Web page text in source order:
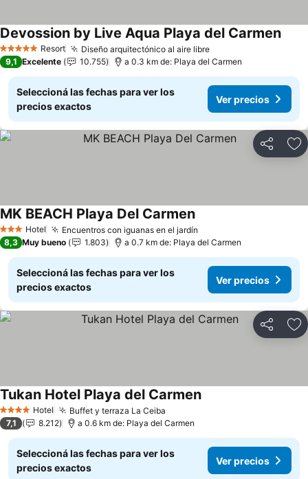
5 Estrellas Resort Diseño arquitectónico al aire libre
Devossion by Live Aqua Playa del Carmen
9,1 Excelente 10.755 a 0.3 km de: Playa del Carmen
Seleccioná las fechas para ver los
precios exactos
Ver precios
Compartir
3 Estrellas
Hotel Encuentros con iguanas en el jardín
MK BEACH Playa Del Carmen
8,3 Muy bueno 1.803 a 0.7 km de: Playa del Carmen
Seleccioná las fechas para ver los
precios exactos
Ver precios
Compartir
4 EstrellasHotel Buffet y terraza La Ceiba
Tukan Hotel Playa del Carmen
7,1 8.212 a 0.6 km de: Playa del Carmen
Seleccioná las fechas para ver los
precios exactos
Ver precios